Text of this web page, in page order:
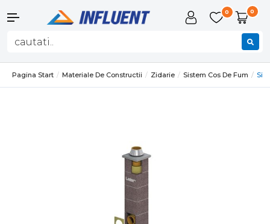
0 0
Pagina Start Materiale De Constructii Zidarie Sistem Cos De Fum